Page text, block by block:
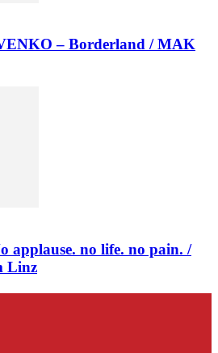
– Borderland / MAK
applause. no life. no pain. /
Linz